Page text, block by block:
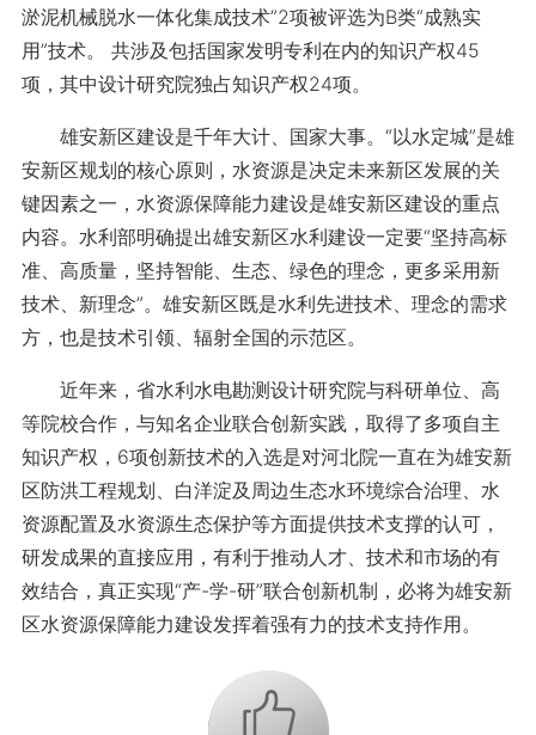
淤泥机械脱水一体化集成技术”2项被评选为B类“成熟实
用”技术。 共涉及包括国家发明专利在内的知识产权45
项，其中设计研究院独占知识产权24项。
雄安新区建设是千年大计、国家大事。“以水定城”是雄
安新区规划的核心原则，水资源是决定未来新区发展的关
键因素之一，水资源保障能力建设是雄安新区建设的重点
内容。水利部明确提出雄安新区水利建设一定要“坚持高标
准、高质量，坚持智能、生态、绿色的理念，更多采用新
技术、新理念”。雄安新区既是水利先进技术、理念的需求
方，也是技术引领、辐射全国的示范区。
近年来，省水利水电勘测设计研究院与科研单位、高
等院校合作，与知名企业联合创新实践，取得了多项自主
知识产权，6项创新技术的入选是对河北院一直在为雄安新
区防洪工程规划、白洋淀及周边生态水环境综合治理、水
资源配置及水资源生态保护等方面提供技术支撑的认可，
研发成果的直接应用，有利于推动人才、技术和市场的有
效结合，真正实现“产-学-研”联合创新机制，必将为雄安新
区水资源保障能力建设发挥着强有力的技术支持作用。
+1